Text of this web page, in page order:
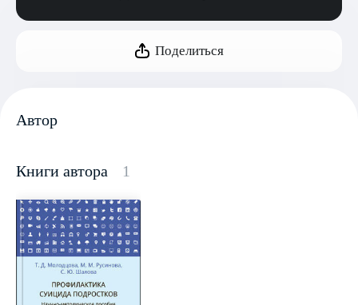
Поделиться
Автор
Книги автора 1